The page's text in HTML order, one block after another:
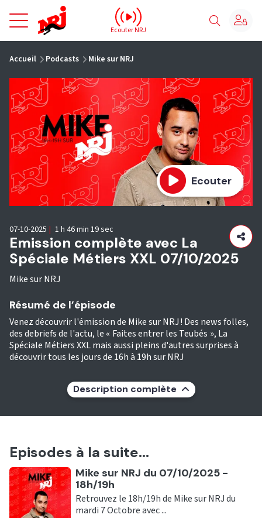
NRJ - Accueil
Ecouter NRJ
Accueil Podcasts Mike sur NRJ
Ecouter
Emission complète avec La
Spéciale Métiers XXL 07/10/2025
Mike sur NRJ
07-10-2025 | 1 h 46 min 19 sec
Résumé de l’épisode
Venez découvrir l'émission de Mike sur NRJ ! Des news folles,
des debriefs de l'actu, le « Faites entrer les Teubés », La
Spéciale Métiers XXL mais aussi pleins d'autres surprises à
découvrir tous les jours de 16h à 19h sur NRJ
Description complète
Episodes à la suite...
Ecouter
Mike sur NRJ du 07/10/2025 -
18h/19h
Retrouvez le 18h/19h de Mike sur NRJ du
mardi 7 Octobre avec ...